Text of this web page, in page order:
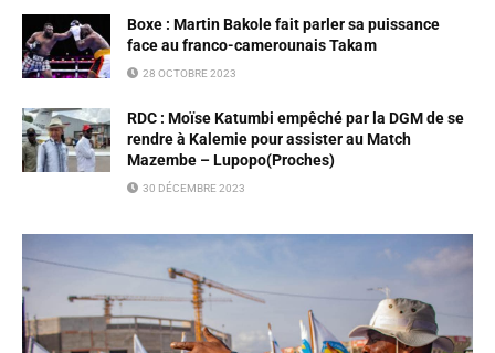
Boxe : Martin Bakole fait parler sa puissance
face au franco-camerounais Takam
28 OCTOBRE 2023
RDC : Moïse Katumbi empêché par la DGM de se
rendre à Kalemie pour assister au Match
Mazembe – Lupopo(Proches)
30 DÉCEMBRE 2023